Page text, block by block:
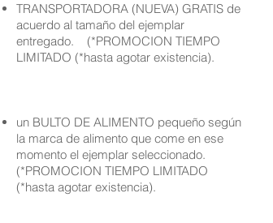
TRANSPORTADORA (NUEVA) GRATIS de
acuerdo al tamaño del ejemplar
entregado. (*PROMOCION TIEMPO
LIMITADO (*hasta agotar existencia).
un BULTO DE ALIMENTO pequeño según
la marca de alimento que come en ese
momento el ejemplar seleccionado.
(*PROMOCION TIEMPO LIMITADO
(*hasta agotar existencia).